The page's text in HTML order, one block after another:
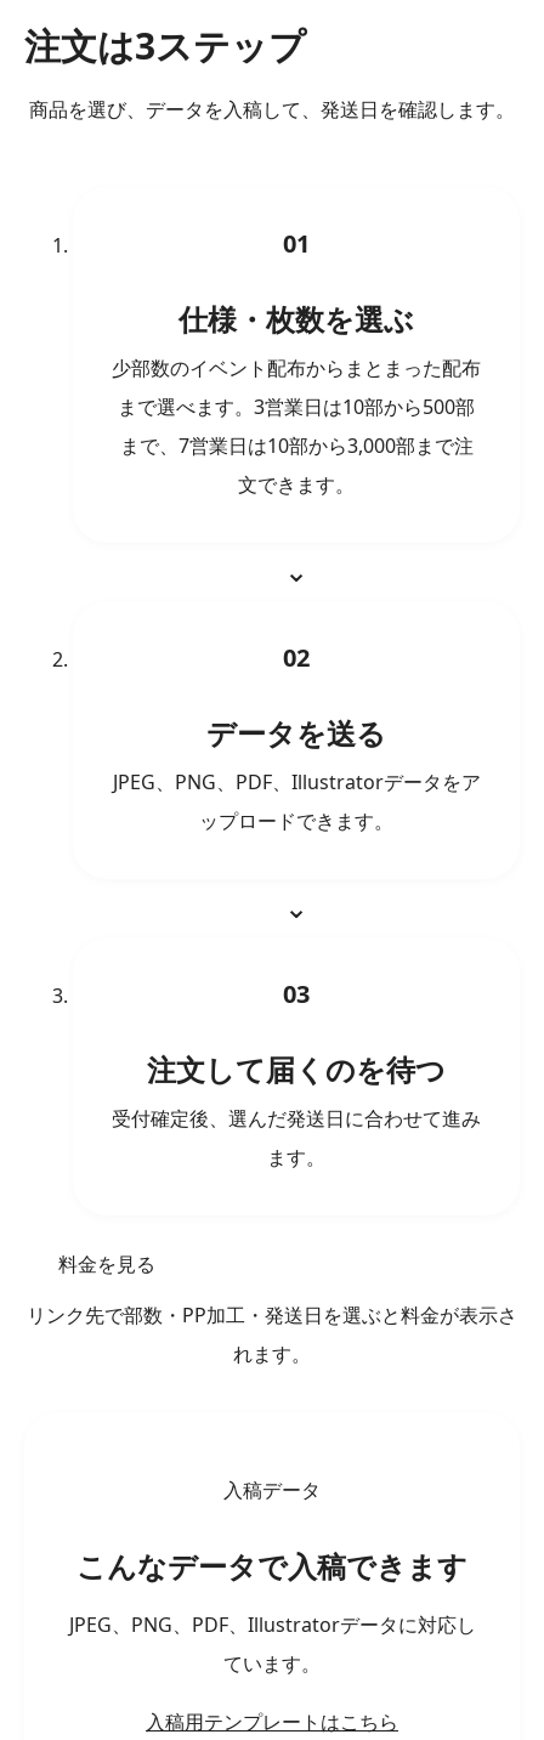
注文は3ステップ
商品を選び、データを入稿して、発送日を確認します。
01
仕様・枚数を選ぶ
少部数のイベント配布からまとまった配布
まで選べます。3営業日は10部から500部
まで、7営業日は10部から3,000部まで注
文できます。
02
データを送る
JPEG、PNG、PDF、Illustratorデータをア
ップロードできます。
03
注文して届くのを待つ
受付確定後、選んだ発送日に合わせて進み
ます。
料金を見る
リンク先で部数・PP加工・発送日を選ぶと料金が表示さ
れます。
入稿データ
こんなデータで入稿できます
JPEG、PNG、PDF、Illustratorデータに対応し
ています。
入稿用テンプレートはこちら